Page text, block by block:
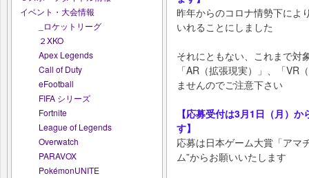
イベント・大会情報
_ロケットリーグ
２XKO
Apex Legends
Call of Duty
eFootball
FIFA シリーズ
Fortnite
League of Legends
Overwatch
PARAVOX
PokémonUNITE
昨年からのコロナ情勢下によ
いれることにしました
それにともない、これまで対
「AR（拡張現実）」、「VR
ませんのでご注意下さい
【応募受付は3月1日（月）
す】
応募は日本ゲーム大賞「アマ
ム”からお願いいたします